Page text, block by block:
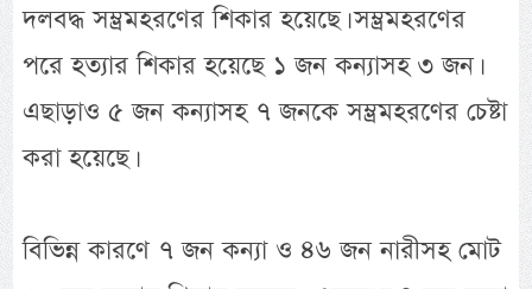
দলবদ্ধ সম্ভ্রমহরণের শিকার হয়েছে। সম্ভ্রমহরণের
পরে হত্যার শিকার হয়েছে ১ জন কন্যাসহ ৩ জন।
এছাড়াও ৫ জন কন্যাসহ ৭ জনকে সম্ভ্রমহরণের চেষ্টা
করা হয়েছে।
বিভিন্ন কারণে ৭ জন কন্যা ও ৪৬ জন নারীসহ মোট